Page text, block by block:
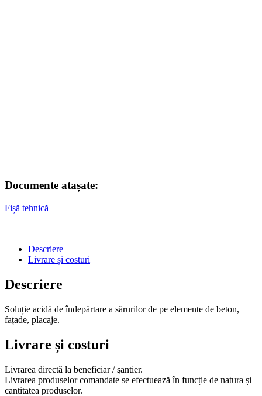
Documente atașate:
Fișă tehnică
Descriere
Livrare și costuri
Descriere
Soluție acidă de îndepărtare a sărurilor de pe elemente de beton,
fațade, placaje.
Livrare și costuri
Livrarea directă la beneficiar / şantier.
Livrarea produselor comandate se efectuează în funcție de natura și
cantitatea produselor.